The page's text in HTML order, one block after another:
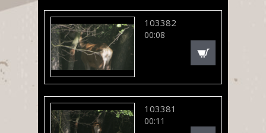
103382
00:08
103381
00:11